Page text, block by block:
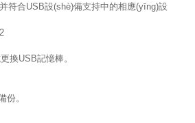
符合USB設(shè)備支持中的相應(yīng)設
換USB記憶棒。
份。